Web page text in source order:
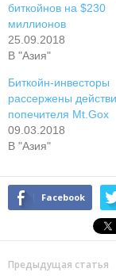
биткойнов на $230
миллионов
25.09.2018
В "Азия"
Биткойн-инвесторы
рассержены
попечителя Mt.Gox
09.03.2018
В "Азия"
Facebook
Предыдущая статья